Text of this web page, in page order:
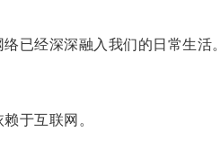
经深深融入我们的日常生活。
于互联网。